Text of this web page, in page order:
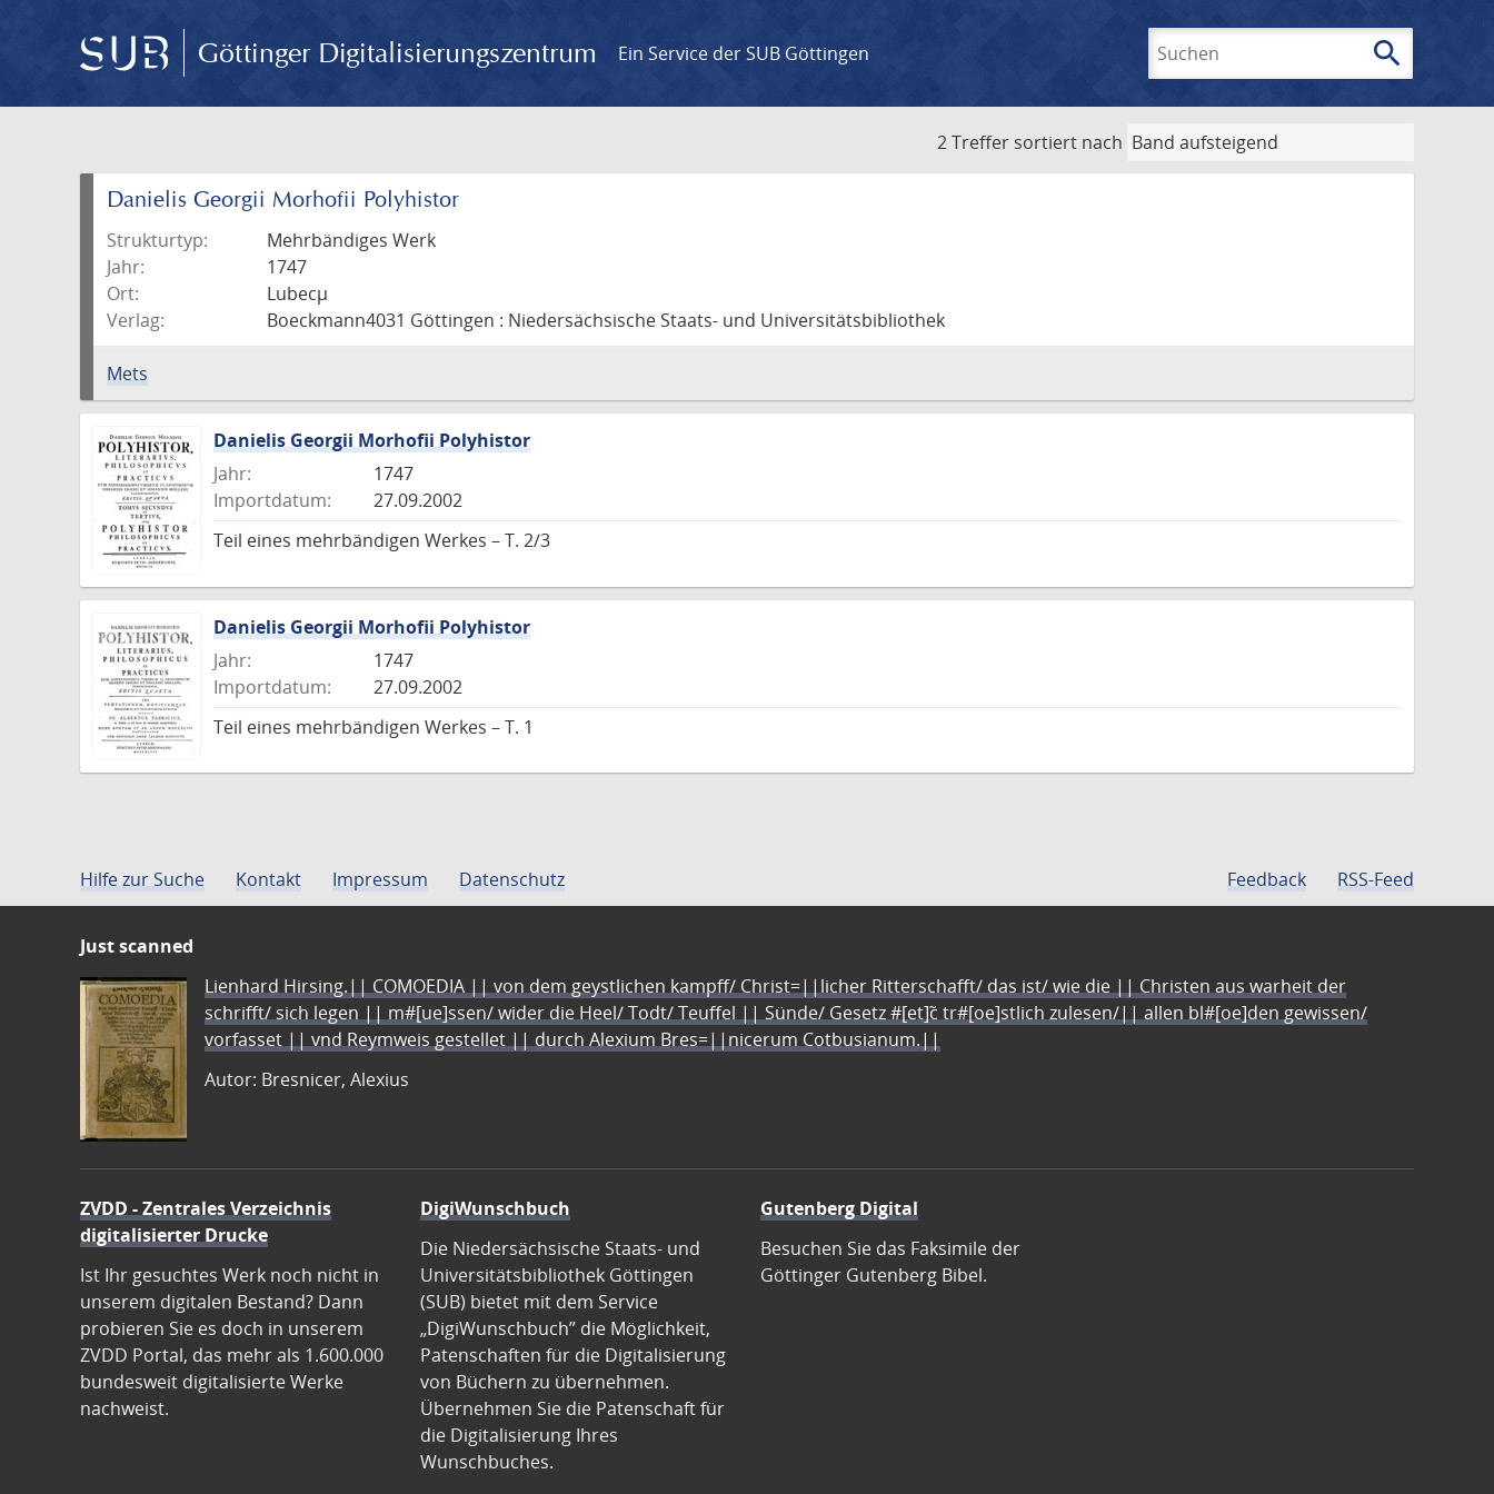
Göttinger Digitalisierungszentrum Ein Service der SUB Göttingen search
2 Treffer sortiert nach
Danielis Georgii Morhofii Polyhistor
Strukturtyp:
Mehrbändiges Werk
Jahr:
1747
Ort:
Lubecµ
Verlag:
Boeckmann4031 Göttingen : Niedersächsische Staats- und Universitätsbibliothek
Mets
Danielis Georgii Morhofii Polyhistor
Jahr:
1747
Importdatum:
27.09.2002
Teil eines mehrbändigen Werkes – T. 2/3
Danielis Georgii Morhofii Polyhistor
Jahr:
1747
Importdatum:
27.09.2002
Teil eines mehrbändigen Werkes – T. 1
Hilfe zur Suche Kontakt Impressum Datenschutz Feedback RSS-Feed
Just scanned
Lienhard Hirsing.|| COMOEDIA || von dem geystlichen kampff/ Christ=||licher Ritterschafft/ das ist/ wie die || Christen aus warheit der
schrifft/ sich legen || m#[ue]ssen/ wider die Heel/ Todt/ Teuffel || Sünde/ Gesetz #[et]c̃ tr#[oe]stlich zulesen/|| allen bl#[oe]den gewissen/
vorfasset || vnd Reymweis gestellet || durch Alexium Bres=||nicerum Cotbusianum.||
Autor: Bresnicer, Alexius
ZVDD - Zentrales Verzeichnis
digitalisierter Drucke
Ist Ihr gesuchtes Werk noch nicht in
unserem digitalen Bestand? Dann
probieren Sie es doch in unserem
ZVDD Portal, das mehr als 1.600.000
bundesweit digitalisierte Werke
nachweist.
DigiWunschbuch
Die Niedersächsische Staats- und
Universitätsbibliothek Göttingen
(SUB) bietet mit dem Service
„DigiWunschbuch” die Möglichkeit,
Patenschaften für die Digitalisierung
von Büchern zu übernehmen.
Übernehmen Sie die Patenschaft für
die Digitalisierung Ihres
Wunschbuches.
Gutenberg Digital
Besuchen Sie das Faksimile der
Göttinger Gutenberg Bibel.